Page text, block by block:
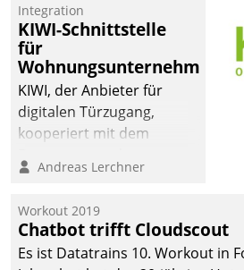
Integration
KIWI-Schnittstelle
für
Wohnungsunternehmen
KIWI, der Anbieter für
digitalen Türzugang,
kooperiert mit dem
Softwareentwicklungshaus
Andreas Lerchner
Workout 2019
Chatbot trifft Cloudscout
Es ist Datatrains 10. Workout in